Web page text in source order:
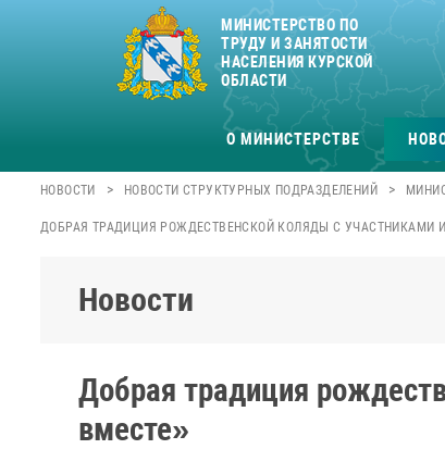
МИНИСТЕРСТВО ПО
ТРУДУ И ЗАНЯТОСТИ
НАСЕЛЕНИЯ КУРСКОЙ
ОБЛАСТИ
О МИНИСТЕРСТВЕ
НОВОСТИ > НОВОСТИ СТРУКТУРНЫХ ПОДРАЗДЕЛЕНИЙ >
ДОБРАЯ ТРАДИЦИЯ РОЖДЕСТВЕНСКОЙ КОЛЯДЫ С УЧАСТНИКАМИ
Новости
Добрая традиция
вместе»